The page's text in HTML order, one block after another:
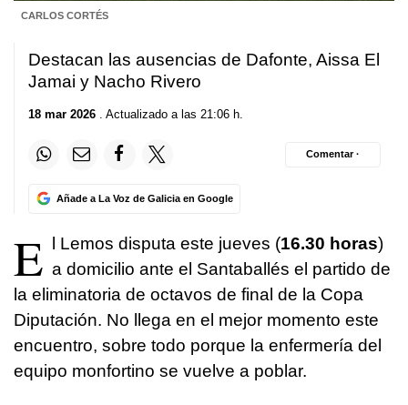
CARLOS CORTÉS
Destacan las ausencias de Dafonte, Aissa El
Jamai y Nacho Rivero
18 mar 2026 . Actualizado a las 21:06 h.
Añade a La Voz de Galicia en Google
Comentar ·
E l Lemos disputa este jueves (16.30 horas)
a domicilio ante el Santaballés el partido de
la eliminatoria de octavos de final de la Copa
Diputación. No llega en el mejor momento este
encuentro, sobre todo porque la enfermería del
equipo monfortino se vuelve a poblar.